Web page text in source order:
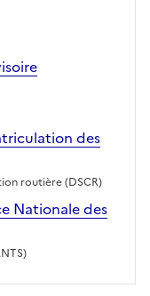
des
routière (DSCR)
Nationale des